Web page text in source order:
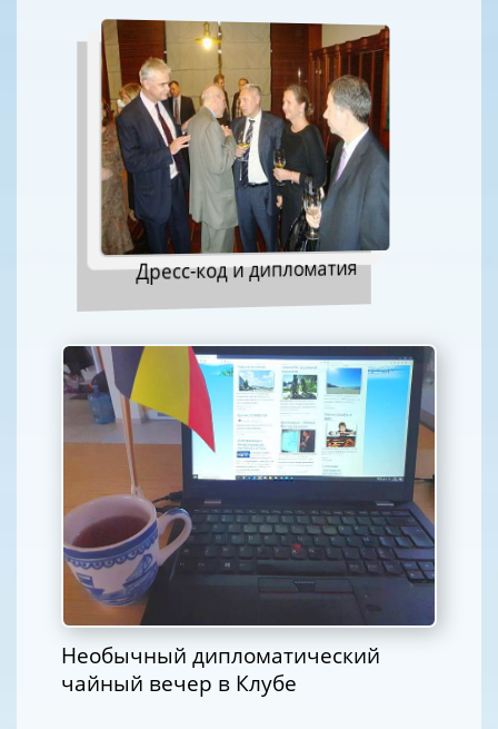
Дресс-код и дипломатия
Необычный дипломатический
чайный вечер в Клубе